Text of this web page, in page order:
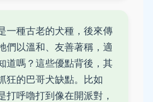
一種古老的犬種，後來傳
們以溫和、友善著稱，適
道嗎？這些優點背後，其
狂的巴哥犬缺點。比如
打呼嚕打到像在開派對，